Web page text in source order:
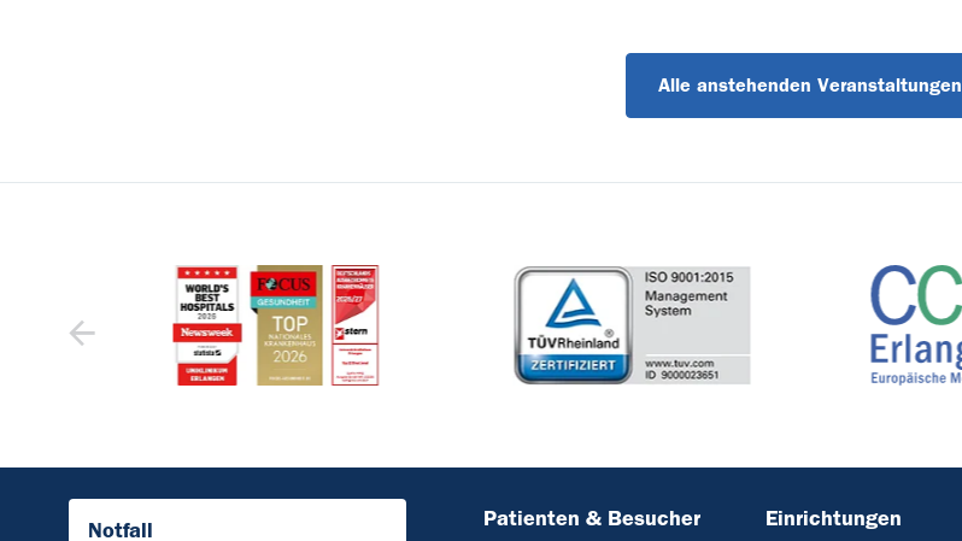
Alle anstehenden Veranstaltungen
Notfall Patienten & Besucher Einrichtungen